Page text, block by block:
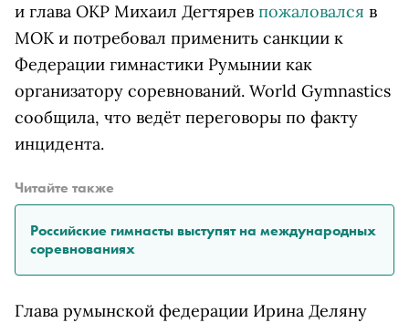
и глава ОКР Михаил Дегтярев пожаловался в
МОК и потребовал применить санкции к
Федерации гимнастики Румынии как
организатору соревнований. World Gymnastics
сообщила, что ведёт переговоры по факту
инцидента.
Читайте также
Российские гимнасты выступят на международных
соревнованиях
Глава румынской федерации Ирина Деляну